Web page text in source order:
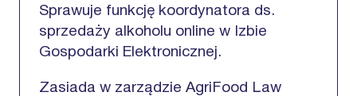
Sprawuje funkcję koordynatora ds.
sprzedaży alkoholu online w Izbie
Gospodarki Elektronicznej.
Zasiada w zarządzie AgriFood Law